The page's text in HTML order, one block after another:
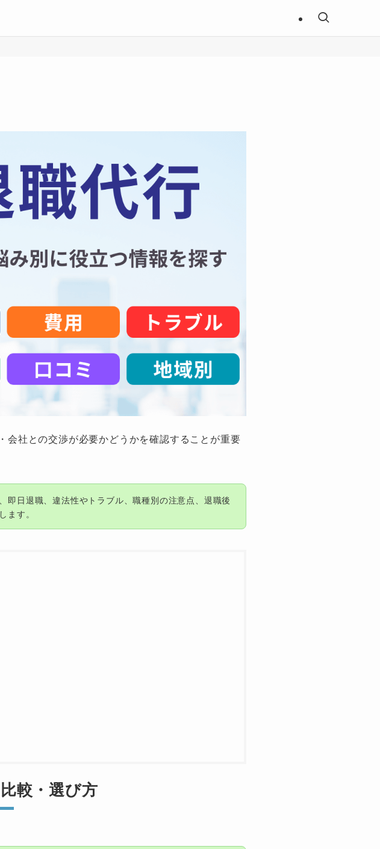
社との交渉が必要かどうかを確認することが重要
即日退職、違法性やトラブル、職種別の注意点、退職後
す。
較・選び方